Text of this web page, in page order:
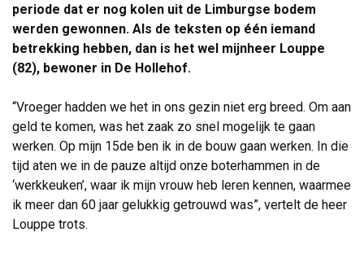
periode dat er nog kolen uit de Limburgse bodem
werden gewonnen. Als de teksten op één iemand
betrekking hebben, dan is het wel mijnheer Louppe
(82), bewoner in De Hollehof.
“Vroeger hadden we het in ons gezin niet erg breed. Om aan
geld te komen, was het zaak zo snel mogelijk te gaan
werken. Op mijn 15de ben ik in de bouw gaan werken. In die
tijd aten we in de pauze altijd onze boterhammen in de
‘werkkeuken’, waar ik mijn vrouw heb leren kennen, waarmee
ik meer dan 60 jaar gelukkig getrouwd was”, vertelt de heer
Louppe trots.